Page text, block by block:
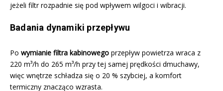
jeżeli filtr rozpadnie się pod wpływem wilgoci i wibracji.
Badania dynamiki przepływu
Po wymianie filtra kabinowego przepływ powietrza wraca z
220 m³/h do 265 m³/h przy tej samej prędkości dmuchawy,
więc wnętrze schładza się o 20 % szybciej, a komfort
termiczny znacząco wzrasta.